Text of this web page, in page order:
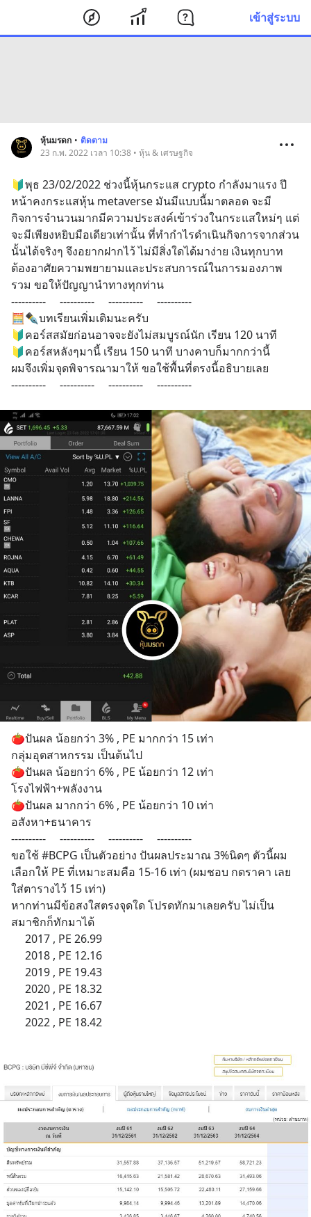
เข้าสู่ระบบ
หุ้นมรดก • ติดตาม
23 ก.พ. 2022 เวลา 10:38 • หุ้น & เศรษฐกิจ
🔰พุธ 23/02/2022 ช่วงนี้หุ้นกระแส crypto กำลังมาแรง ปี
หน้าคงกระแสหุ้น metaverse มันมีแบบนี้มาตลอด จะมี
กิจการจำนวนมากมีความประสงค์เข้าร่วงในกระแสใหม่ๆ แต่
จะมีเพียงหยิบมือเดียวเท่านั้น ที่ทำกำไรดำเนินกิจการจากส่วน
นั้นได้จริงๆ จึงอยากฝากไว้ ไม่มีสิ่งใดได้มาง่าย เงินทุกบาท
ต้องอาศัยความพยายามและประสบการณ์ในการมองภาพ
รวม ขอให้ปัญญานำทางทุกท่าน
----------     ----------     ----------     ----------
🧮✒️บทเรียนเพิ่มเติมนะครับ
🔰คอร์สสมัยก่อนอาจจะยังไม่สมบูรณ์นัก เรียน 120 นาที
🔰คอร์สหลังๆมานี้ เรียน 150 นาที บางคาบก็มากกว่านี้
ผมจึงเพิ่มจุดพิจารณามาให้ ขอใช้พื้นที่ตรงนี้อธิบายเลย
----------     ----------     ----------     ----------
🍅ปันผล น้อยกว่า 3% , PE มากกว่า 15 เท่า
กลุ่มอุตสาหกรรม เป็นต้นไป
🍅ปันผล น้อยกว่า 6% , PE น้อยกว่า 12 เท่า
โรงไฟฟ้า+พลังงาน
🍅ปันผล มากกว่า 6% , PE น้อยกว่า 10 เท่า
อสังหา+ธนาคาร
----------     ----------     ----------     ----------
ขอใช้ #BCPG เป็นตัวอย่าง ปันผลประมาณ 3%นิดๆ ตัวนี้ผม
เลือกให้ PE ที่เหมาะสมคือ 15-16 เท่า (ผมชอบ กดราคา เลย
ใส่ตารางไว้ 15 เท่า)
หากท่านมีข้อสงใสตรงจุดใด โปรดทักมาเลยครับ ไม่เป็น
สมาชิกก็ทักมาได้
     2017 , PE 26.99
     2018 , PE 12.16
     2019 , PE 19.43
     2020 , PE 18.32
     2021 , PE 16.67
     2022 , PE 18.42